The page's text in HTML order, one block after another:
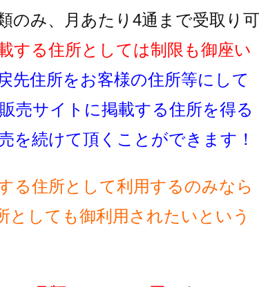
のみ、月あたり4通まで受取り可
する住所としては制限も御座い
先住所をお客様の住所等にして
売サイトに掲載する住所を得る
を続けて頂くことができます！
る住所として利用するのみなら
としても御利用されたいという